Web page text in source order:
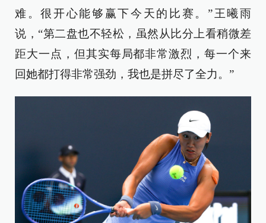
难。很开心能够赢下今天的比赛。”王曦雨
说，“第二盘也不轻松，虽然从比分上看稍微差
距大一点，但其实每局都非常激烈，每一个来
回她都打得非常强劲，我也是拼尽了全力。”